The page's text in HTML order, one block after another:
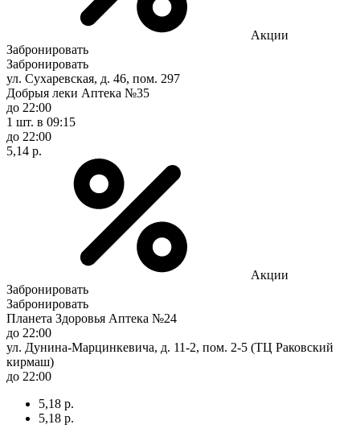
Акции
Забронировать
Забронировать
ул. Сухаревская, д. 46, пом. 297
Добрыя леки Аптека №35
до 22:00
1 шт. в 09:15
до 22:00
5,14 р.
Акции
Забронировать
Забронировать
Планета Здоровья Аптека №24
до 22:00
ул. Дунина-Марцинкевича, д. 11-2, пом. 2-5 (ТЦ Раковский
кирмаш)
до 22:00
5,18 р.
5,18 р.